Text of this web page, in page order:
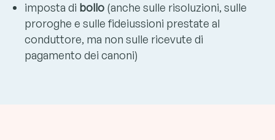
imposta di bollo (anche sulle risoluzioni, sulle
proroghe e sulle fideiussioni prestate al
conduttore, ma non sulle ricevute di
pagamento dei canoni)